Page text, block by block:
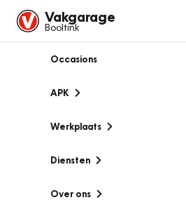
Vakgarage
Booltink
Occasions
APK
Werkplaats
Diensten
Over ons